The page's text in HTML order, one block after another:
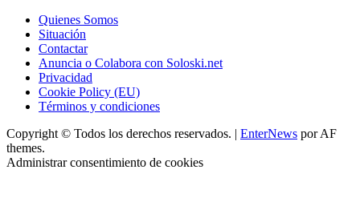
Quienes Somos
Situación
Contactar
Anuncia o Colabora con Soloski.net
Privacidad
Cookie Policy (EU)
Términos y condiciones
Copyright © Todos los derechos reservados. | EnterNews por AF
themes.
Administrar consentimiento de cookies